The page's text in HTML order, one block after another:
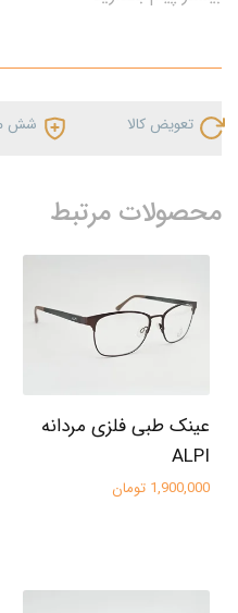
تعویض کالا شش
محصولات مرتبط
عینک طبی فلزی مردانه
ALPI
1,900,000 تومان